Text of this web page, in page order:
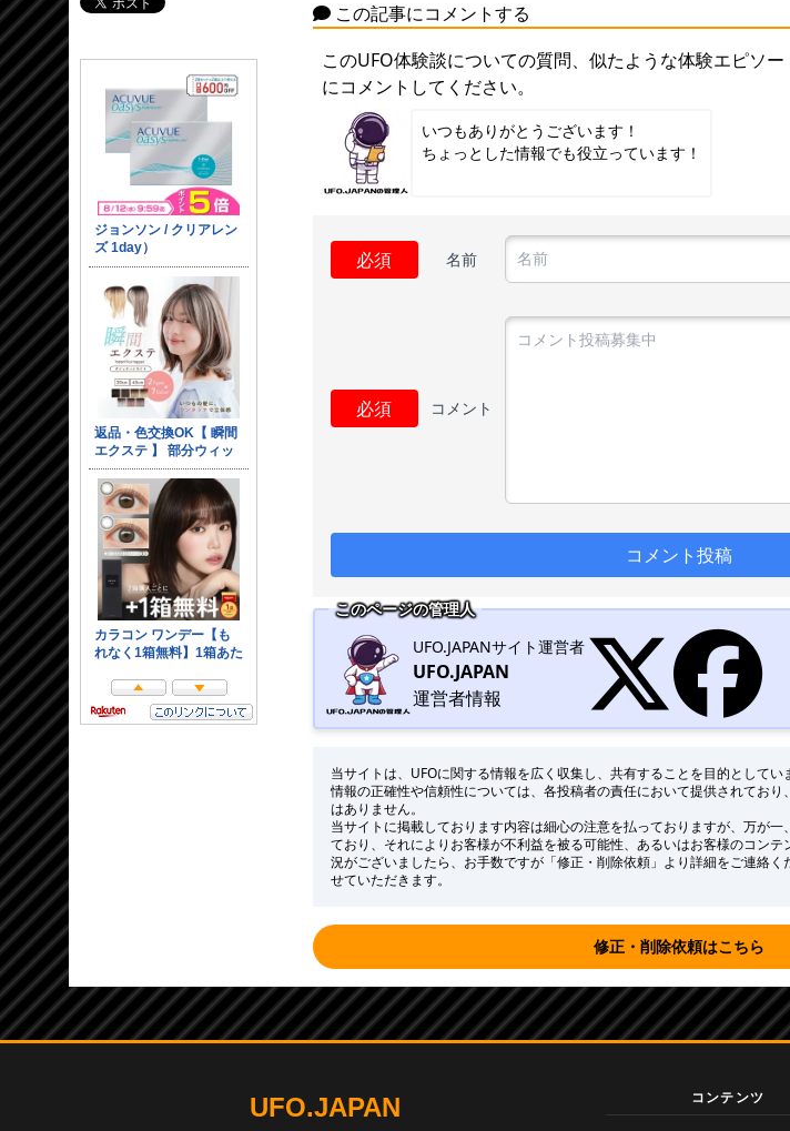
この記事にコメントする
このUFO体験談についての質問、似たような体験エピソ
にコメントしてください。
いつもありがとうございます！
ちょっとした情報でも役立っています！
必須 名前
必須 コメント
このページの管理人
UFO.JAPANサイト運営者
UFO.JAPAN
運営者情報
当サイトは、UFOに関する情報を広く収集し、共有することを目的としてい
情報の正確性や信頼性については、各投稿者の責任において提供されてお
はありません。
当サイトに掲載しております内容は細心の注意を払っておりますが、万が
ており、それによりお客様が不利益を被る可能性、あるいはお客様のコン
況がございましたら、お手数ですが「修正・削除依頼」より詳細をご連絡
せていただきます。
修正・削除依頼はこちら
UFO.JAPAN コンテンツ